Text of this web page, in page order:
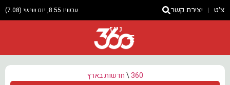
צ'ט יצירת קשר עכשיו 8:55, יום שישי (7.08)
ניוז
360
\חדשות בארץ